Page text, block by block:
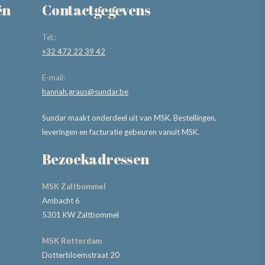
Contactgegevens
Tel.:
+32 472 22 39 42
E-mail:
hannah.graus@sundar.be
Sundar maakt onderdeel uit van MSK. Bestellingen,
leveringen en facturatie gebeuren vanuit MSK.
Bezoekadressen
MSK Zaltbommel
Ambacht 6
5301 KW Zaltbommel
MSK Rotterdam
Dotterbloemstraat 20